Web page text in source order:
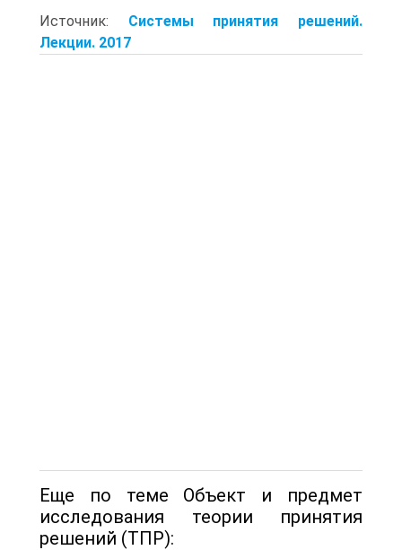
Источник: Системы принятия решений.
Лекции. 2017
Еще по теме Объект и предмет
исследования теории принятия
решений (ТПР):